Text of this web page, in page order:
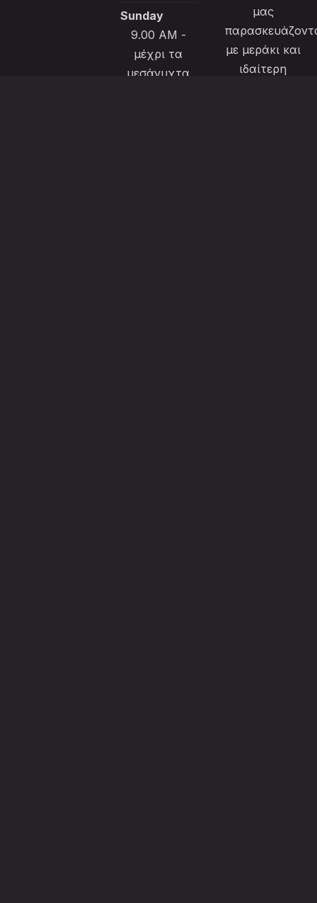
Sunday
9.00 AM -
μέχρι τα
μεσάνυχτα
μας
με μεράκι και
ιδαίτερη